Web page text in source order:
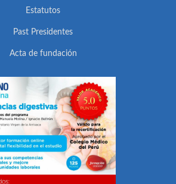
Estatutos
Past Presidentes
Acta de fundación